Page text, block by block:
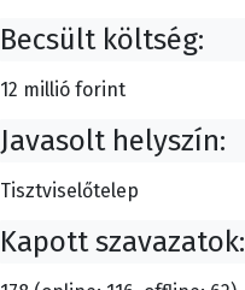
Becsült költség:
12 millió forint
Javasolt helyszín:
Tisztviselőtelep
Kapott szavazatok: